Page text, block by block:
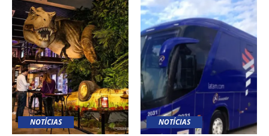
NOTÍCIAS NOTÍCIAS